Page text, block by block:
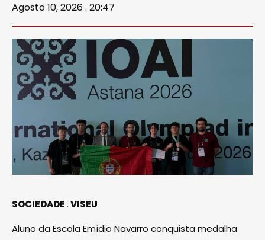
Agosto 10, 2026 . 20:47
SOCIEDADE VISEU
Aluno da Escola Emídio Navarro conquista medalha